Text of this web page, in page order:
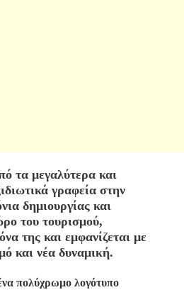
τα μεγαλύτερα και
γραφεία στην
δημιουργίας και
του τουρισμού,
της και εμφανίζεται με
και νέα δυναμική.
πολύχρωμο λογότυπο